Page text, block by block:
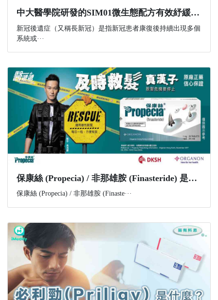
中大醫學院研發的SIM01微生態配方有效紓緩新冠後遺症 研究結果剛發表於國際權威醫學期刊 《刺針傳染病學》
新冠後遺症（又稱長新冠）是指新冠患者康復後持續出現多個
系統或···
​保康絲 (Propecia) / 非那雄胺 (Finasteride) 是什麼？功效、副作用與購買資訊一文講解
保康絲 (Propecia) / 非那雄胺 (Finaste···